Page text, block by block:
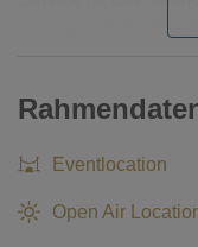
Eventlocation
Open Air